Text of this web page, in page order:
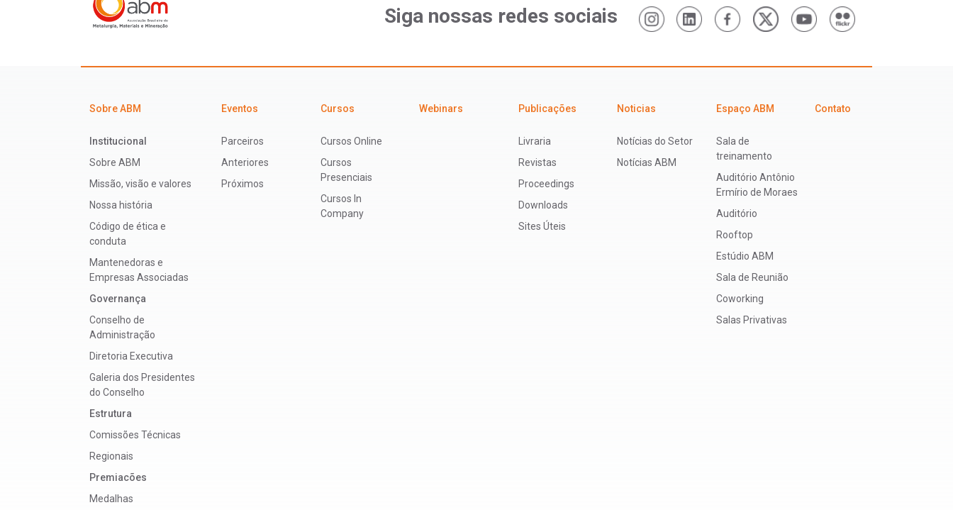
Siga nossas redes sociais
Sobre ABM
Institucional
Sobre ABM
Missão, visão e valores
Nossa história
Código de ética e
conduta
Mantenedoras e
Empresas Associadas
Governança
Conselho de
Administração
Diretoria Executiva
Galeria dos Presidentes
do Conselho
Estrutura
Comissões Técnicas
Regionais
Premiacões
Medalhas
Eventos
Parceiros
Anteriores
Próximos
Cursos
Cursos Online
Cursos
Presenciais
Cursos In
Company
Webinars Publicações
Livraria
Revistas
Proceedings
Downloads
Sites Úteis
Noticias
Notícias do Setor
Notícias ABM
Espaço ABM
Sala de
treinamento
Auditório Antônio
Ermírio de Moraes
Auditório
Rooftop
Estúdio ABM
Sala de Reunião
Coworking
Salas Privativas
Contato